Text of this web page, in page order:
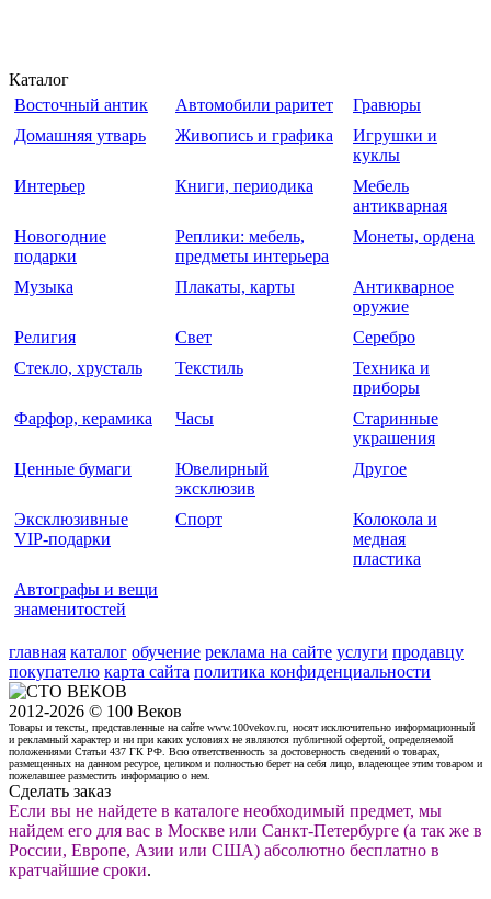
Каталог
Восточный антик
Автомобили раритет
Гравюры
Домашняя утварь
Живопись и графика
Игрушки и
куклы
Интерьер
Книги, периодика
Мебель
антикварная
Новогодние
подарки
Реплики: мебель,
предметы интерьера
Монеты, ордена
Музыка Плакаты, карты
Антикварное
оружие
Религия
Свет
Серебро
Стекло, хрусталь
Текстиль
Техника и
приборы
Фарфор, керамика
Часы
Старинные
украшения
Ценные бумаги
Ювелирный
эксклюзив
Другое
Эксклюзивные
VIP-подарки
Спорт
Колокола и
медная
пластика
Автографы и вещи
знаменитостей
главная каталог обучение реклама на сайте услуги продавцу
покупателю карта сайта политика конфиденциальности
2012-2026 © 100 Веков
Товары и тексты, представленные на сайте www.100vekov.ru, носят исключительно информационный
и рекламный характер и ни при каких условиях не являются публичной офертой, определяемой
положениями Статьи 437 ГК РФ. Всю ответственность за достоверность сведений о товарах,
размещенных на данном ресурсе, целиком и полностью берет на себя лицо, владеющее этим товаром и
пожелавшее разместить информацию о нем.
Сделать заказ
Если вы не найдете в каталоге необходимый предмет, мы
найдем его для вас в Москве или Санкт-Петербурге (а так же в
России, Европе, Азии или США) абсолютно бесплатно в
кратчайшие сроки.